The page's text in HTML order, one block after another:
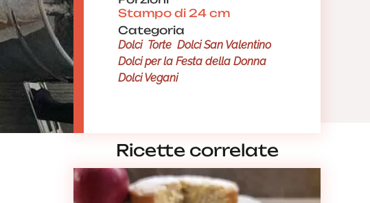
Stampo di 24 cm
Categoria
Dolci Torte Dolci San Valentino
Dolci per la Festa della Donna
Dolci Vegani
Ricette correlate